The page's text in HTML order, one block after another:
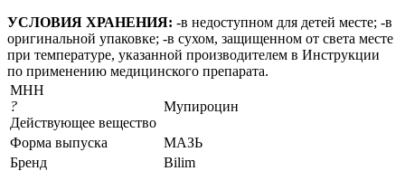
УСЛОВИЯ ХРАНЕНИЯ: -в недоступном для детей месте; -в
оригинальной упаковке; -в сухом, защищенном от света месте
при температуре, указанной производителем в Инструкции
по применению медицинского препарата.
МНН
?
Действующее вещество
Мупироцин
Форма выпуска
МАЗЬ
Бренд
Bilim